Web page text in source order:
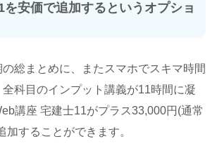
安価で追加するというオプショ
総まとめに、またスマホでスキマ時間
科目のインプット講義が11時間に凝
講座 宅建士11がプラス33,000円(通常
加することができます。